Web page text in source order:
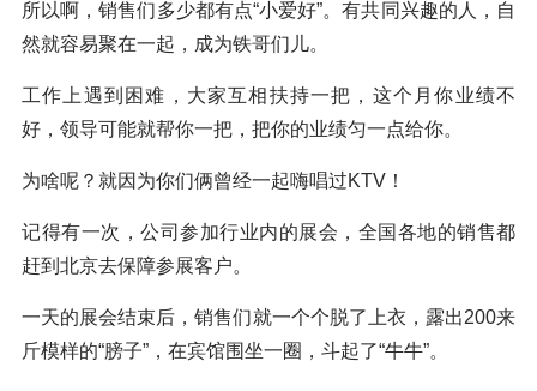
所以啊，销售们多少都有点“小爱好”。有共同兴趣的人，自
然就容易聚在一起，成为铁哥们儿。
工作上遇到困难，大家互相扶持一把，这个月你业绩不
好，领导可能就帮你一把，把你的业绩匀一点给你。
为啥呢？就因为你们俩曾经一起嗨唱过KTV！
记得有一次，公司参加行业内的展会，全国各地的销售都
赶到北京去保障参展客户。
一天的展会结束后，销售们就一个个脱了上衣，露出200来
斤模样的“膀子”，在宾馆围坐一圈，斗起了“牛牛”。